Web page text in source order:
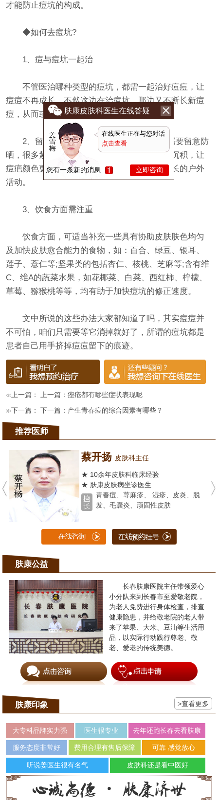
才能防止痘坑的构成。
◆如何去痘坑?
1、痘与痘坑一起治
不管医治哪种类型的痘坑，都需一起治好痘痘，让
痘痘不再成长，不然这边在治痘坑，那边又不断长新痘
痘，从而或许再生新的痘坑，则永远没有作用。
2、留意防晒很重要要有用消除痘坑首要需要留意防
晒，很多紫外线的曝晒或许加剧你皮肤的色素沉积，让
痘疤颜色更深、留得更久，故不宜进行时间过长的户外
活动。
3、饮食方面需注重
饮食方面，可适当补充一些具有协助皮肤肤色均匀
及加快皮肤愈合能力的食物，如：百合、绿豆、银耳、
莲子、薏仁等;坚果类的包括杏仁、核桃、芝麻等;含有维
C、维A的蔬菜水果，如花椰菜、白菜、西红柿、柠檬、
草莓、猕猴桃等等，均有助于加快痘坑的修正速度。
文中所说的这些办法大家都知道了吗，其实痘痘并
不可怕，咱们只需要等它消掉就好了，所谓的痘坑都是
患者自己用手挤掉痘痘留下的痕迹。
上一篇： 上一篇：痤疮都有哪些症状表现呢
下一篇： 下一篇： 产生青春痘的综合因素有哪些？
推荐医师
蔡开扬 皮肤科主任
★ 10余年皮肤科临床经验
★ 肤康皮肤病坐诊医生
青春痘、荨麻疹、 湿疹、皮炎、脱
发、毛囊炎、顽固性皮肤
肤康公益
长春肤康医院主任带领爱心
小分队来到长春市至爱敬老院，
为老人免费进行身体检查，排查
健康隐患，并给敬老院的老人带
来了苹果、大米、豆油等生活用
品，以实际行动践行尊老、敬
老、爱老的传统美德。
肤康印象 >查看更多
大专科品牌实力强 医生很专业 去年还跑长春去看肤康
服务态度非常好 费用合理有售后保障 可靠 感觉放心
听说姜医生很有名气 皮肤科还是看中医好
肤康皮肤科医生在线答疑
在线医生正在与您对话
点击查看
您有一条新的消息 立即咨询